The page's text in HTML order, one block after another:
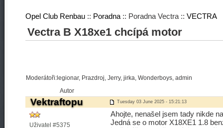
Opel Club Renbau :: Poradna :: Poradna Vectra :: VECTRA
Vectra B X18xe1 chcípá motor
Moderátoři:legionar, Prazdroj, Jerry, jirka, Wonderboys, admin
Autor
Vektraftopu Tuesday 03 June 2025 - 15:21:13
Uživatel #5375
Ahojte, nenašel jsem tady nikde
Jedná se o motor X18XE1 1.8